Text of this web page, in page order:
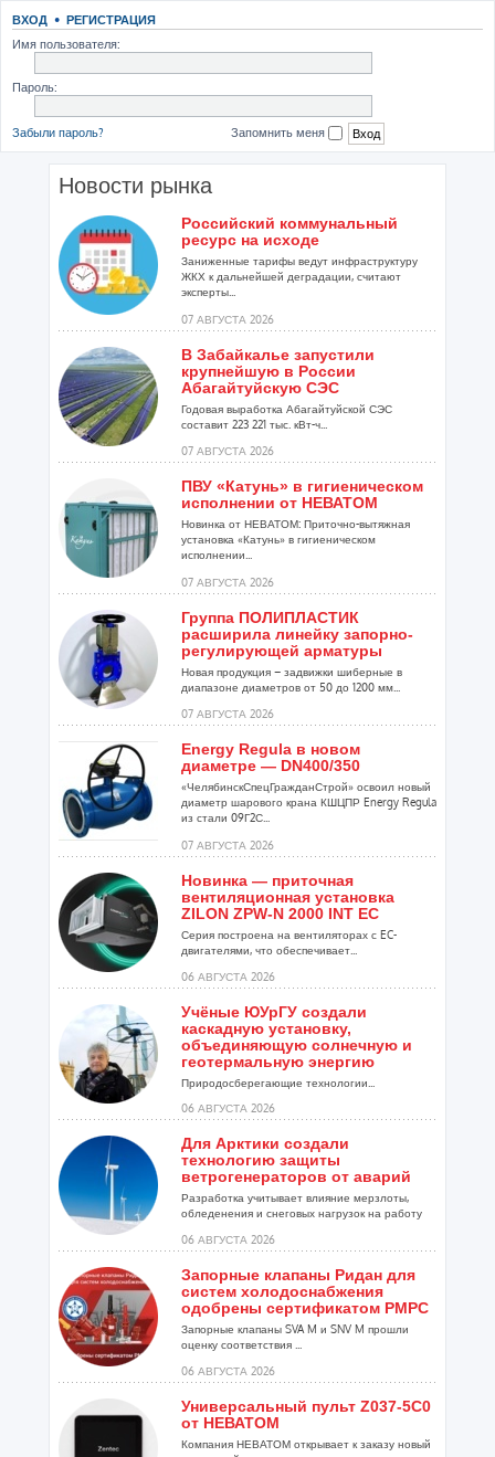
ВХОД • РЕГИСТРАЦИЯ
Имя пользователя:
Пароль:
Забыли пароль? Запомнить меня
Новости рынка
Российский коммунальный
ресурс на исходе
Заниженные тарифы ведут инфраструктуру
ЖКХ к дальнейшей деградации, считают
эксперты...
07 АВГУСТА 2026
В Забайкалье запустили
крупнейшую в России
Абагайтуйскую СЭС
Годовая выработка Абагайтуйской СЭС
составит 223 221 тыс. кВт-ч...
07 АВГУСТА 2026
ПВУ «Катунь» в гигиеническом
исполнении от НЕВАТОМ
Новинка от НЕВАТОМ: Приточно-вытяжная
установка «Катунь» в гигиеническом
исполнении...
07 АВГУСТА 2026
Группа ПОЛИПЛАСТИК
расширила линейку запорно-
регулирующей арматуры
Новая продукция – задвижки шиберные в
диапазоне диаметров от 50 до 1200 мм...
07 АВГУСТА 2026
Energy Regula в новом
диаметре — DN400/350
«ЧелябинскСпецГражданСтрой» освоил новый
диаметр шарового крана КШЦПР Energy Regula
из стали 09Г2С...
07 АВГУСТА 2026
Новинка — приточная
вентиляционная установка
ZILON ZPW-N 2000 INT EC
Серия построена на вентиляторах с EC-
двигателями, что обеспечивает...
06 АВГУСТА 2026
Учёные ЮУрГУ создали
каскадную установку,
объединяющую солнечную и
геотермальную энергию
Природосберегающие технологии...
06 АВГУСТА 2026
Для Арктики создали
технологию защиты
ветрогенераторов от аварий
Разработка учитывает влияние мерзлоты,
обледенения и снеговых нагрузок на работу
06 АВГУСТА 2026
Запорные клапаны Ридан для
систем холодоснабжения
одобрены сертификатом РМРС
Запорные клапаны SVA M и SNV M прошли
оценку соответствия ...
06 АВГУСТА 2026
Универсальный пульт Z037-5C0
от НЕВАТОМ
Компания НЕВАТОМ открывает к заказу новый